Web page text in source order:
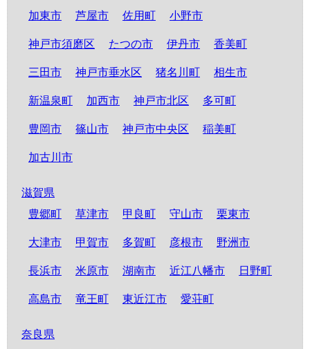
加東市 芦屋市 佐用町 小野市
神戸市須磨区 たつの市 伊丹市 香美町
三田市 神戸市垂水区 猪名川町 相生市
新温泉町 加西市 神戸市北区 多可町
豊岡市 篠山市 神戸市中央区 稲美町
加古川市
滋賀県
豊郷町
草津市 甲良町 守山市 栗東市
大津市 甲賀市 多賀町 彦根市 野洲市
長浜市 米原市 湖南市 近江八幡市 日野町
高島市 竜王町 東近江市 愛荘町
奈良県